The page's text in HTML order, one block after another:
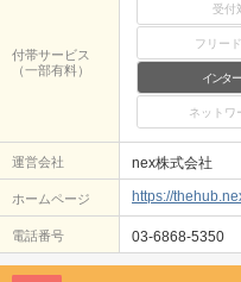
付帯サービス
（一部有料）
受付
フリー
インタ
ネットワ
運営会社 nex株式会社
ホームページ https://
電話番号 03-6868-5350